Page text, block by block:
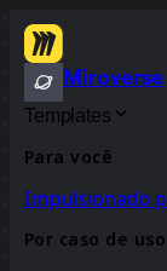
Miroverse
Templates
Para você
Impulsionado
Por caso de uso